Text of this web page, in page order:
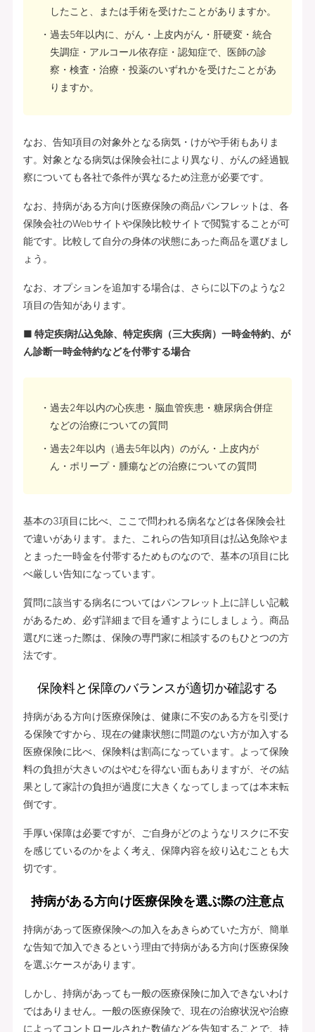
したこと、または手術を受けたことがありますか。
過去5年以内に、がん・上皮内がん・肝硬変・統合
失調症・アルコール依存症・認知症で、医師の診
察・検査・治療・投薬のいずれかを受けたことがあ
りますか。
なお、告知項目の対象外となる病気・けがや手術もありま
す。対象となる病気は保険会社により異なり、がんの経過観
察についても各社で条件が異なるため注意が必要です。
なお、持病がある方向け医療保険の商品パンフレットは、各
保険会社のWebサイトや保険比較サイトで閲覧することが可
能です。比較して自分の身体の状態にあった商品を選びまし
ょう。
なお、オプションを追加する場合は、さらに以下のような2
項目の告知があります。
■ 特定疾病払込免除、特定疾病（三大疾病）一時金特約、が
ん診断一時金特約などを付帯する場合
過去2年以内の心疾患・脳血管疾患・糖尿病合併症
などの治療についての質問
過去2年以内（過去5年以内）のがん・上皮内が
ん・ポリープ・腫瘍などの治療についての質問
基本の3項目に比べ、ここで問われる病名などは各保険会社
で違いがあります。また、これらの告知項目は払込免除やま
とまった一時金を付帯するためものなので、基本の項目に比
べ厳しい告知になっています。
質問に該当する病名についてはパンフレット上に詳しい記載
があるため、必ず詳細まで目を通すようにしましょう。商品
選びに迷った際は、保険の専門家に相談するのもひとつの方
法です。
保険料と保障のバランスが適切か確認する
持病がある方向け医療保険は、健康に不安のある方を引受け
る保険ですから、現在の健康状態に問題のない方が加入する
医療保険に比べ、保険料は割高になっています。よって保険
料の負担が大きいのはやむを得ない面もありますが、その結
果として家計の負担が過度に大きくなってしまっては本末転
倒です。
手厚い保障は必要ですが、ご自身がどのようなリスクに不安
を感じているのかをよく考え、保障内容を絞り込むことも大
切です。
持病がある方向け医療保険を選ぶ際の注意点
持病があって医療保険への加入をあきらめていた方が、簡単
な告知で加入できるという理由で持病がある方向け医療保険
を選ぶケースがあります。
しかし、持病があっても一般の医療保険に加入できないわけ
ではありません。一般の医療保険で、現在の治療状況や治療
によってコントロールされた数値などを告知することで、持